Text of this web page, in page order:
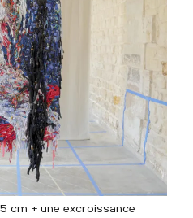
cm + une excroissance